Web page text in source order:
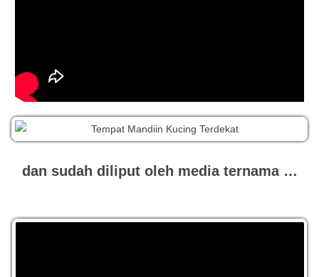
dan sudah diliput oleh media ternama …